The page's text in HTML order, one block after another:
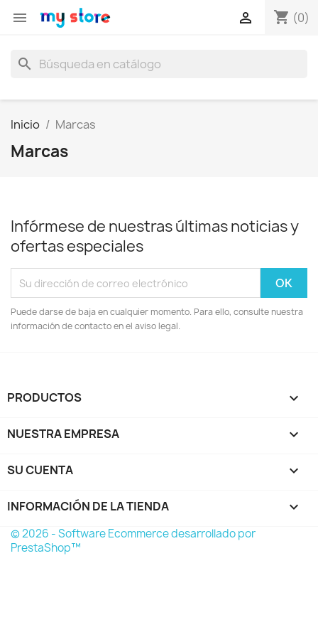
 shopping_cart (0)

search
Inicio Marcas
Marcas
Infórmese de nuestras últimas noticias y
ofertas especiales
Puede darse de baja en cualquier momento. Para ello, consulte nuestra
información de contacto en el aviso legal.
PRODUCTOS 
NUESTRA EMPRESA 
SU CUENTA 
INFORMACIÓN DE LA TIENDA keyboard_arrow_down
© 2026 - Software Ecommerce desarrollado por
PrestaShop™